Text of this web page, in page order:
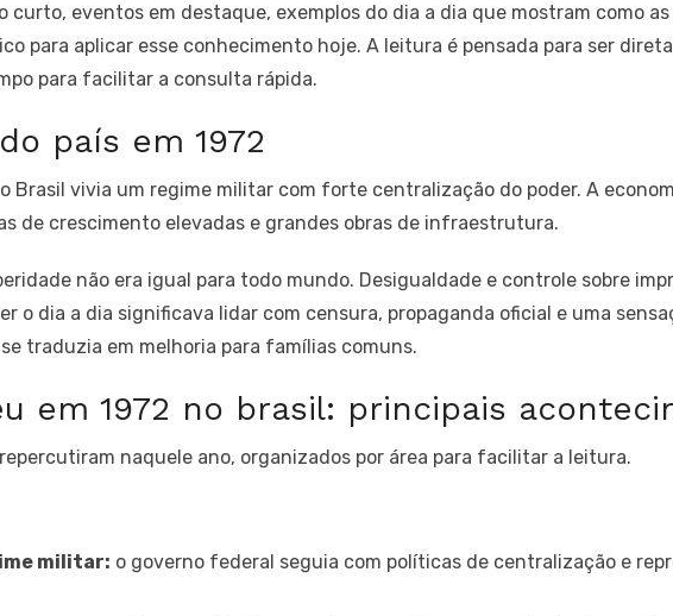
eventos em destaque, exemplos do dia a dia que mostram como
para aplicar esse conhecimento hoje. A leitura é pensada para ser
para facilitar a consulta rápida.
país em 1972
Brasil vivia um regime militar com forte centralização do poder. A
de crescimento elevadas e grandes obras de infraestrutura.
não era igual para todo mundo. Desigualdade e controle sobre
o dia a dia significava lidar com censura, propaganda oficial e uma
traduzia em melhoria para famílias comuns.
em 1972 no brasil: principais
naquele ano, organizados por área para facilitar a leitura.
militar: o governo federal seguia com políticas de centralização e